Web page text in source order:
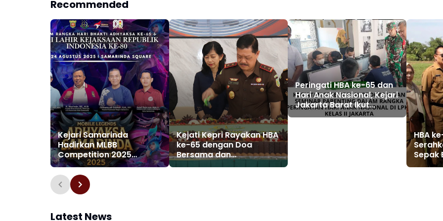
Recommended
Kejari Samarinda
Hadirkan MLBB
Competition 2025
Meriahkan HBA ke-65 dan
HUT Kejaksaan RI ke-80
Kejati Kepri Rayakan HBA
ke-65 dengan Doa
Bersama dan
Pemotongan Tumpeng
Peringati HBA ke-65 dan
Hari Anak Nasional, Kejari
Jakarta Barat Ikut
Seminar Parenting dan
HBA
Sepak
Latest News